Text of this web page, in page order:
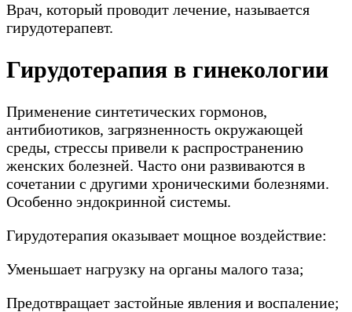
Врач, который проводит лечение, называется
гирудотерапевт.
Гирудотерапия в гинекологии
Применение синтетических гормонов,
антибиотиков, загрязненность окружающей
среды, стрессы привели к распространению
женских болезней. Часто они развиваются в
сочетании с другими хроническими болезнями.
Особенно эндокринной системы.
Гирудотерапия оказывает мощное воздействие:
Уменьшает нагрузку на органы малого таза;
Предотвращает застойные явления и воспаление;